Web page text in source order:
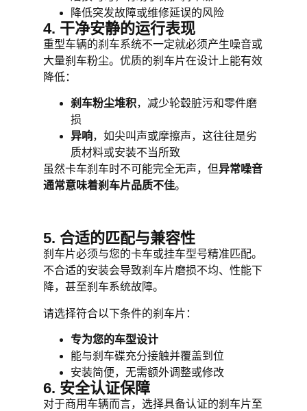
降低突发故障或维修延误的风险
4. 干净安静的运行表现
重型车辆的刹车系统不一定就必须产生噪音或
大量刹车粉尘。优质的刹车片在设计上能有效
降低：
刹车粉尘堆积，减少轮毂脏污和零件磨
损
异响，如尖叫声或摩擦声，这往往是劣
质材料或安装不当所致
虽然卡车刹车时不可能完全无声，但异常噪音
通常意味着刹车片品质不佳。
5. 合适的匹配与兼容性
刹车片必须与您的卡车或挂车型号精准匹配。
不合适的安装会导致刹车片磨损不均、性能下
降，甚至刹车系统故障。
请选择符合以下条件的刹车片：
专为您的车型设计
能与刹车碟充分接触并覆盖到位
安装简便，无需额外调整或修改
6. 安全认证保障
对于商用车辆而言，选择具备认证的刹车片至